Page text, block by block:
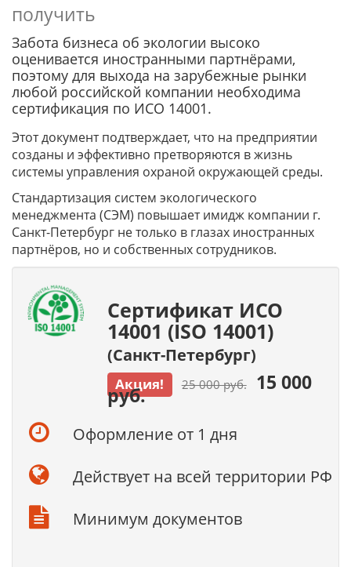
получить
Забота бизнеса об экологии высоко
оценивается иностранными партнёрами,
поэтому для выхода на зарубежные рынки
любой российской компании необходима
сертификация по ИСО 14001.
Этот документ подтверждает, что на предприятии
созданы и эффективно претворяются в жизнь
системы управления охраной окружающей среды.
Стандартизация систем экологического
менеджмента (СЭМ) повышает имидж компании г.
Санкт-Петербург не только в глазах иностранных
партнёров, но и собственных сотрудников.
Сертификат ИСО
14001 (ISO 14001)
(Санкт-Петербург)
Акция! 25 000 руб.15 000
руб.
Оформление от 1 дня
Действует на всей территории РФ
Минимум документов